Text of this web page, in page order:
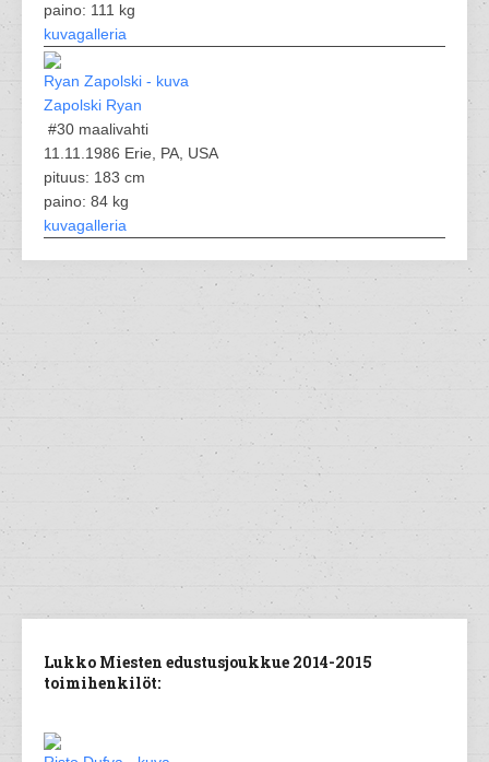
paino: 111 kg
kuvagalleria
Zapolski Ryan
#30 maalivahti
11.11.1986 Erie, PA, USA
pituus: 183 cm
paino: 84 kg
kuvagalleria
Lukko Miesten edustusjoukkue 2014-2015
toimihenkilöt: